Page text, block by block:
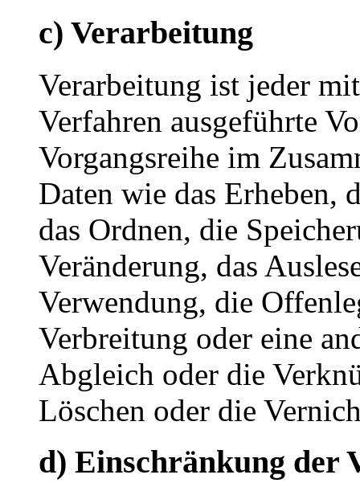
c) Verarbeitung
Verarbeitung ist jeder
Verfahren ausgeführte
Vorgangsreihe im
Daten wie das Erheben,
das Ordnen, die
Veränderung, das
Verwendung, die
Verbreitung oder eine
Abgleich oder die
Löschen oder die
d) Einschränkung der